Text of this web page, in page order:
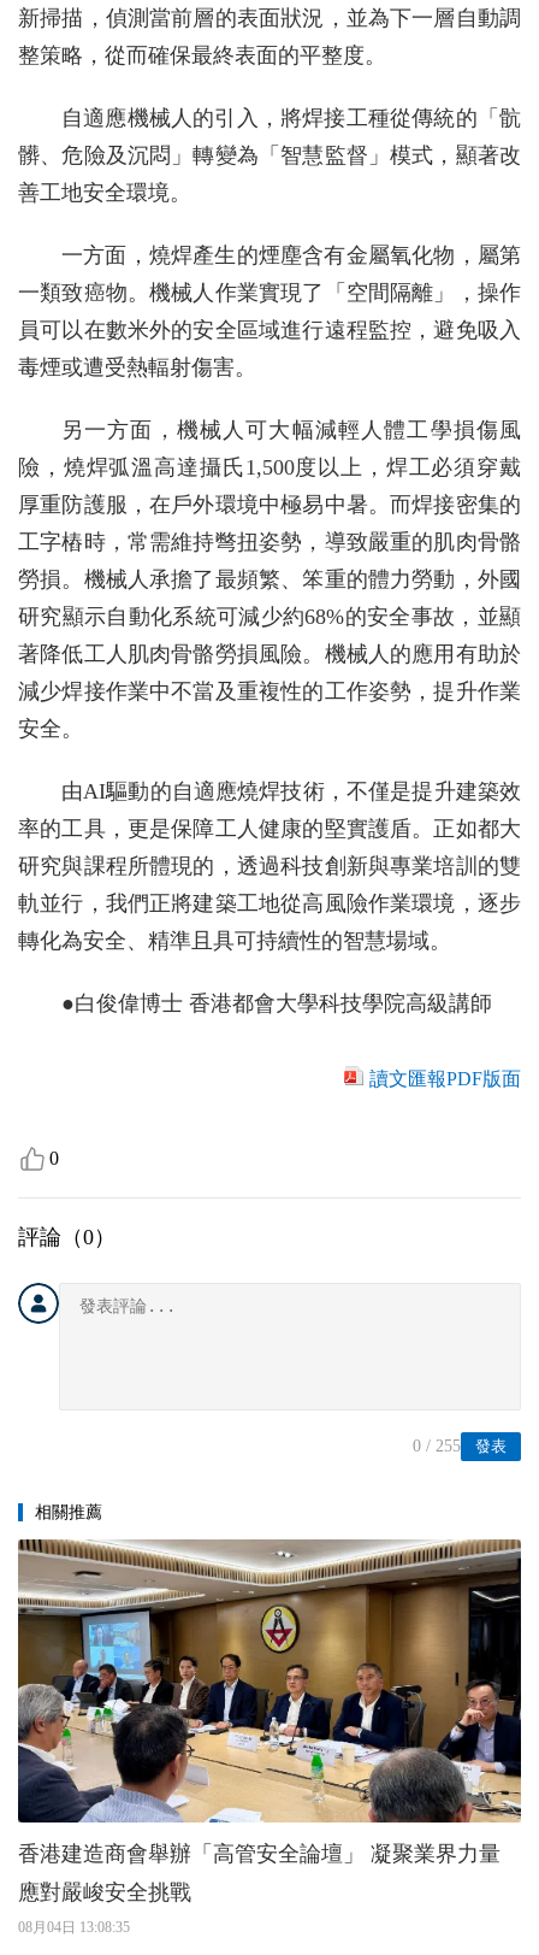
新掃描，偵測當前層的表面狀況，並為下一層自動調
整策略，從而確保最終表面的平整度。
自適應機械人的引入，將焊接工種從傳統的「骯
髒、危險及沉悶」轉變為「智慧監督」模式，顯著改
善工地安全環境。
一方面，燒焊產生的煙塵含有金屬氧化物，屬第
一類致癌物。機械人作業實現了「空間隔離」，操作
員可以在數米外的安全區域進行遠程監控，避免吸入
毒煙或遭受熱輻射傷害。
另一方面，機械人可大幅減輕人體工學損傷風
險，燒焊弧溫高達攝氏1,500度以上，焊工必須穿戴
厚重防護服，在戶外環境中極易中暑。而焊接密集的
工字樁時，常需維持彆扭姿勢，導致嚴重的肌肉骨骼
勞損。機械人承擔了最頻繁、笨重的體力勞動，外國
研究顯示自動化系統可減少約68%的安全事故，並顯
著降低工人肌肉骨骼勞損風險。機械人的應用有助於
減少焊接作業中不當及重複性的工作姿勢，提升作業
安全。
由AI驅動的自適應燒焊技術，不僅是提升建築效
率的工具，更是保障工人健康的堅實護盾。正如都大
研究與課程所體現的，透過科技創新與專業培訓的雙
軌並行，我們正將建築工地從高風險作業環境，逐步
轉化為安全、精準且具可持續性的智慧場域。
●白俊偉博士 香港都會大學科技學院高級講師
讀文匯報PDF版面
0
評論（0）
發表
0 / 255
相關推薦
香港建造商會舉辦「高管安全論壇」 凝聚業界力量
應對嚴峻安全挑戰
08月04日 13:08:35